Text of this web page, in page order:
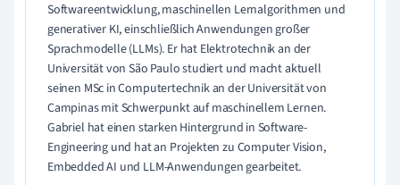
Softwareentwicklung, maschinellen Lernalgorithmen und
generativer KI, einschließlich Anwendungen großer
Sprachmodelle (LLMs). Er hat Elektrotechnik an der
Universität von São Paulo studiert und macht aktuell
seinen MSc in Computertechnik an der Universität von
Campinas mit Schwerpunkt auf maschinellem Lernen.
Gabriel hat einen starken Hintergrund in Software-
Engineering und hat an Projekten zu Computer Vision,
Embedded AI und LLM-Anwendungen gearbeitet.